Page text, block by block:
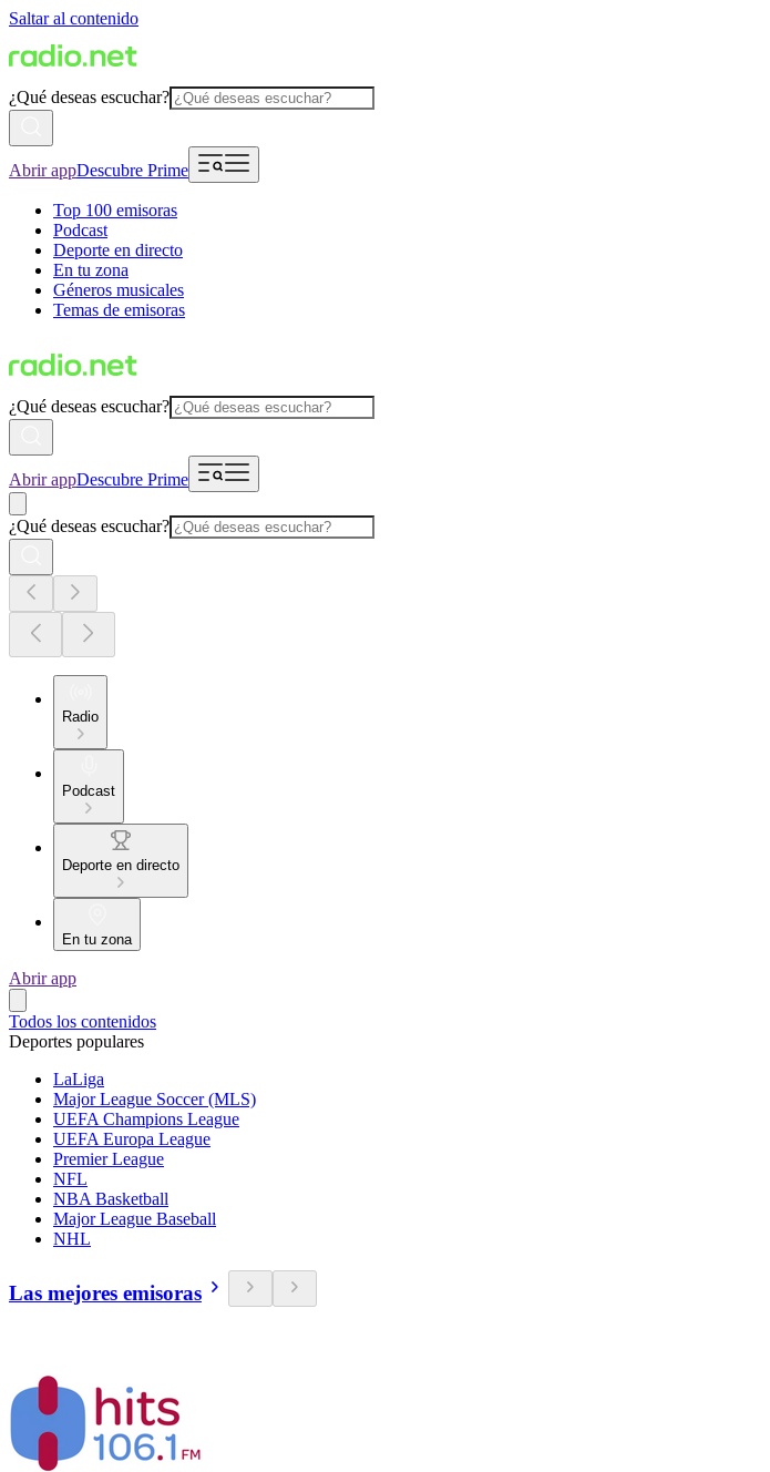
Saltar al contenido
¿Qué deseas escuchar?
Abrir appDescubre Prime
Top 100 emisoras
Podcast
Deporte en directo
En tu zona
Géneros musicales
Temas de emisoras
¿Qué deseas escuchar?
Abrir appDescubre Prime
¿Qué deseas escuchar?
Radio
Podcast
Deporte en directo
En tu zona
Abrir app
Todos los contenidos
Deportes populares
LaLiga
Major League Soccer (MLS)
UEFA Champions League
UEFA Europa League
Premier League
NFL
NBA Basketball
Major League Baseball
NHL
Las mejores emisoras